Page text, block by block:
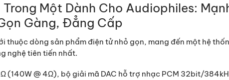
Một Dành Cho Audiophiles:
Gàng, Đẳng Cấp
thuộc dòng sản phẩm điện tử nhỏ gọn, mang đến một hệ
nghệ tiên tiến nhất.
(140W @ 4Ω), bộ giải mã DAC hỗ trợ nhạc PCM 32bit/